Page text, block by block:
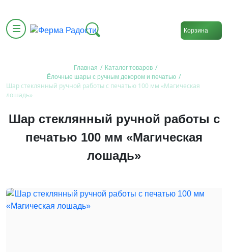
Корзина
Главная / Каталог товаров /
Ёлочные шары с ручным декором и печатью /
Шар стеклянный ручной работы с печатью 100 мм «Магическая
лошадь»
Шар стеклянный ручной работы с
печатью 100 мм «Магическая
лошадь»